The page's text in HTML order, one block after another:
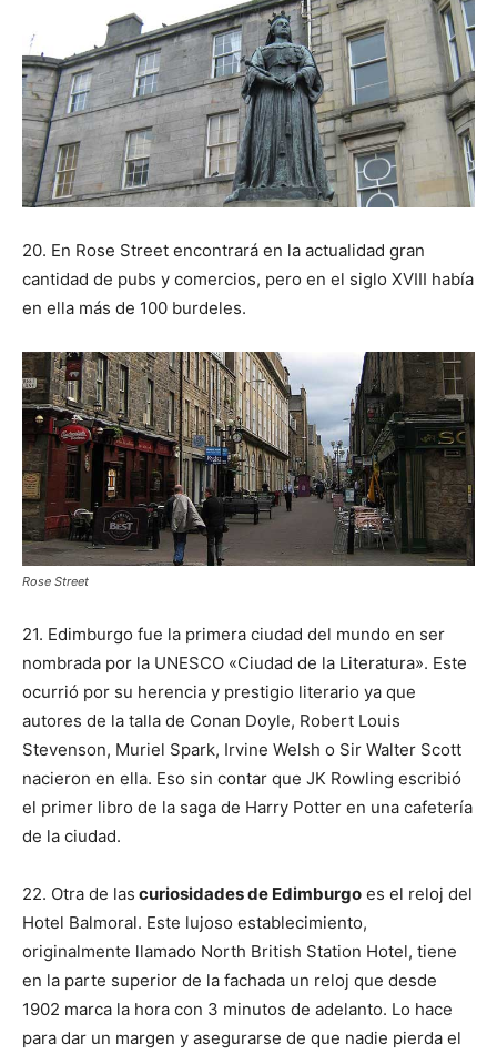
20. En Rose Street encontrará en la actualidad gran
cantidad de pubs y comercios, pero en el siglo XVIII había
en ella más de 100 burdeles.
Rose Street
21. Edimburgo fue la primera ciudad del mundo en ser
nombrada por la UNESCO «Ciudad de la Literatura». Este
ocurrió por su herencia y prestigio literario ya que
autores de la talla de Conan Doyle, Robert Louis
Stevenson, Muriel Spark, Irvine Welsh o Sir Walter Scott
nacieron en ella. Eso sin contar que JK Rowling escribió
el primer libro de la saga de Harry Potter en una cafetería
de la ciudad.
22. Otra de las curiosidades de Edimburgo es el reloj del
Hotel Balmoral. Este lujoso establecimiento,
originalmente llamado North British Station Hotel, tiene
en la parte superior de la fachada un reloj que desde
1902 marca la hora con 3 minutos de adelanto. Lo hace
para dar un margen y asegurarse de que nadie pierda el